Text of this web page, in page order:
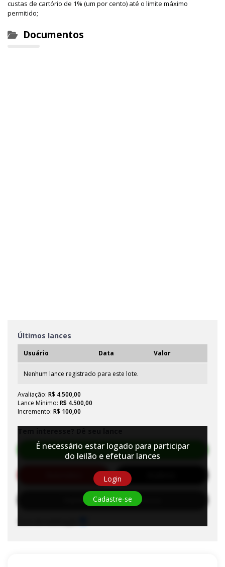
custas de cartório de 1% (um por cento) até o limite máximo
permitido;
Documentos
Últimos lances
Usuário Data Valor
Nenhum lance registrado para este lote.
Avaliação: R$ 4.500,00
Lance Mínimo: R$ 4.500,00
Incremento: R$ 100,00
Efetuar Lance
Habilite-se para efetuar lances
É necessário estar logado para participar
do leilão e efetuar lances
Login
Cadastre-se